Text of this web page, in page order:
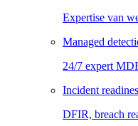
Expertise van
Managed
24/7 expert
Incident
DFIR, breach